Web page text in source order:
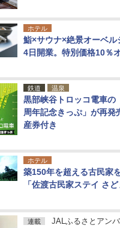
ホテル
鮨×サウナ×絶景オーベル
4日開業。特別価格10％
鉄道 温泉
黒部峡谷トロッコ電車の
周年記念きっぷ」が再発
産券付き
ホテル
築150年を超える古民家
「佐渡古民家ステイ さ
連載
JALふるさとアン